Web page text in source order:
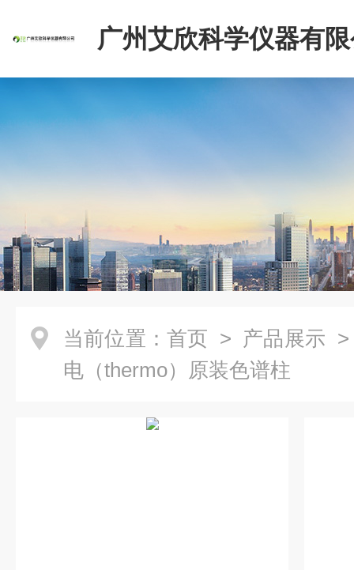
广州艾欣科学仪器有
当前位置： 首页 > 产品展示
电（thermo）原装色谱柱